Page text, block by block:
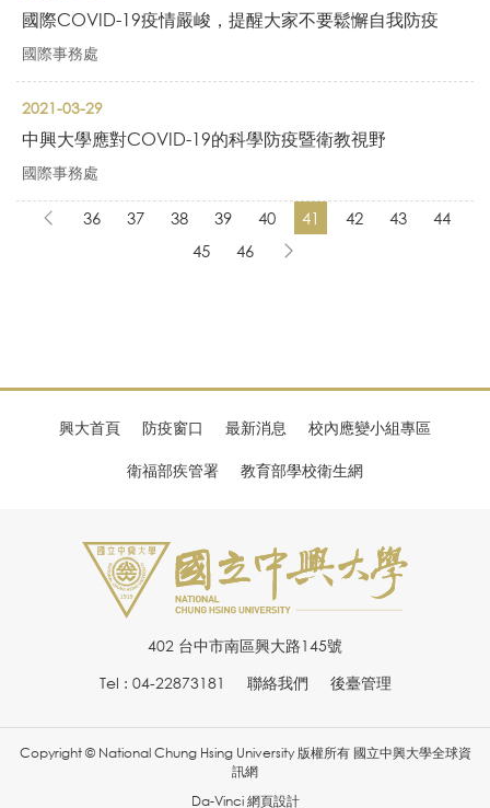
國際COVID-19疫情嚴峻，提醒大家不要鬆懈自我防疫
國際事務處
2021-03-29
中興大學應對COVID-19的科學防疫暨衛教視野
國際事務處
36 37 38 39 40 41 42 43
44
45
46
興大首頁 防疫窗口 最新消息 校內應變小組專區
衛福部疾管署 教育部學校衛生網
402 台中市南區興大路145號
Tel : 04-22873181
聯絡我們 後臺管理
Copyright © National Chung Hsing University 版權所有 國立中興大學全球資
訊網
Da-Vinci 網頁設計